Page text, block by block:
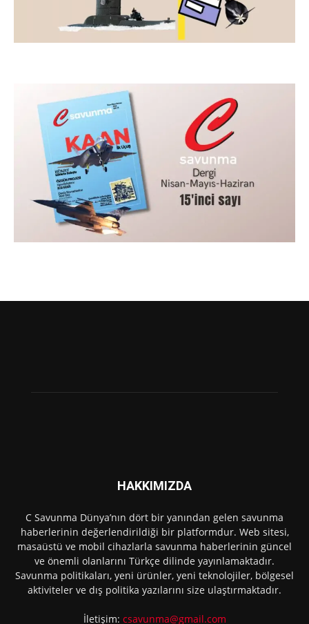
HAKKIMIZDA
C Savunma Dünya’nın dört bir yanından gelen savunma
haberlerinin değerlendirildiği bir platformdur. Web sitesi,
masaüstü ve mobil cihazlarla savunma haberlerinin güncel
ve önemli olanlarını Türkçe dilinde yayınlamaktadır.
Savunma politikaları, yeni ürünler, yeni teknolojiler, bölgesel
aktiviteler ve dış politika yazılarını size ulaştırmaktadır.
İletişim: csavunma@gmail.com